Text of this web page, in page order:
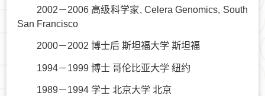
2002－2006 高级科学家, Celera Genomics, South
San Francisco
2000－2002 博士后 斯坦福大学 斯坦福
1994－1999 博士 哥伦比亚大学 纽约
1989－1994 学士 北京大学 北京